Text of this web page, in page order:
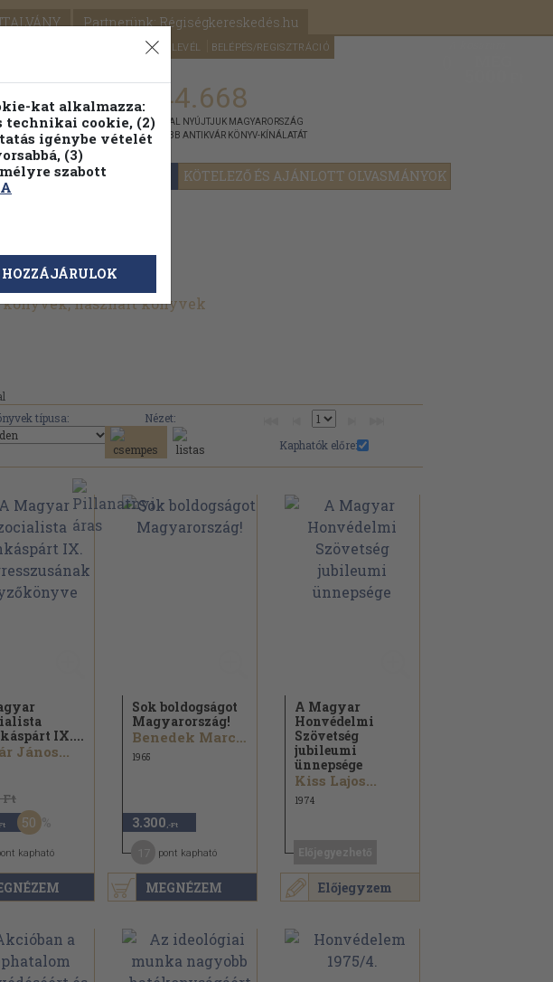
Partnerünk: Régiségkereskedés.hu
SEGÍTSÉG HÍRLEVÉL BELÉPÉS/REGISZTRÁCIÓ
OLVASMÁNYOK KÖTELEZŐ ÉS AJÁNLOTT OLVASMÁNYOK
Témaköri fa 1.144.668
KIADVÁNNYAL NYÚJTJUK MAGYARORSZÁG
LEGNAGYOBB ANTIKVÁR KÖNYV-KÍNÁLATÁT
könyvek, használt könyvek
típusa:
Nézet:
Kaphatók előre:
IX....
János...
Ft
50
kapható
MEGNÉZEM
Sok boldogságot
Magyarország!
Benedek Marcell...
1965
3.300 ,-Ft
pont kapható
Előjegyzem
A Magyar
Honvédelmi
Szövetség
jubileumi
ünnepsége
Kiss Lajos...
1974
kat alkalmazza:
technikai cookie, (2)
igénybe vételét
(3)
szabott
A
HOZZÁJÁRULOK